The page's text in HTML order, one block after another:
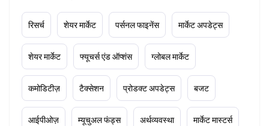
रिसर्च शेयर मार्केट पर्सनल फाइनेंस मार्केट अपडेट्स
शेयर मार्केट फ्यूचर्स एंड ऑप्शंस ग्लोबल मार्केट
कमोडिटीज़ टैक्सेशन प्रोडक्ट अपडेट्स बजट
आईपीओज़ म्यूचुअल फंड्स अर्थव्यवस्था मार्केट मास्टर्स